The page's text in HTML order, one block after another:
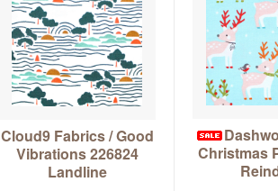
Cloud9 Fabrics / Good
Vibrations 226824
Landline
Christmas